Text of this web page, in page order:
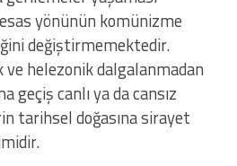
yönünün komünizme
değiştirmemektedir.
ve helezonik dalgalanmadan
geçiş canlı ya da cansız
tarihsel doğasına sirayet